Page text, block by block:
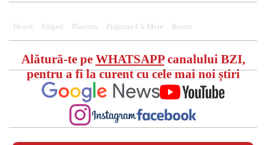
Desert Fraged Placinta Prajitura Cu Mere Retete
Alătură-te pe WHATSAPPcanalului BZI,
pentru a fi la curent cu cele mai noi știri